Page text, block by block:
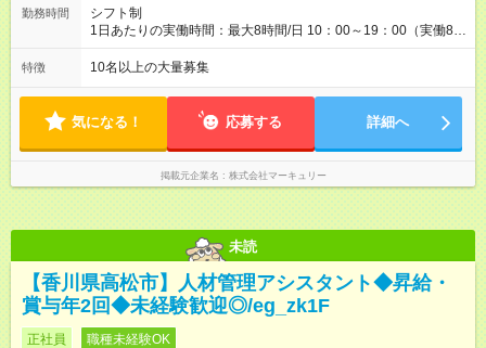
本採用時と同じです。
勤務時間
シフト制
1日あたりの実働時間：最大8時間/日 10：00～19：00（実働8時
間） ※勤務地により異なります。
特徴 10名以上の大量募集
気になる！ 応募する 詳細へ
掲載元企業名 株式会社マーキュリー
未読
【香川県高松市】人材管理アシスタント◆昇給・
賞与年2回◆未経験歓迎◎/eg_zk1F
正社員 職種未経験OK